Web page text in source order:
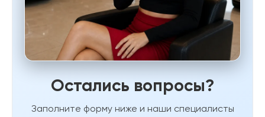
Остались вопросы?
Заполните форму ниже и наши специалисты